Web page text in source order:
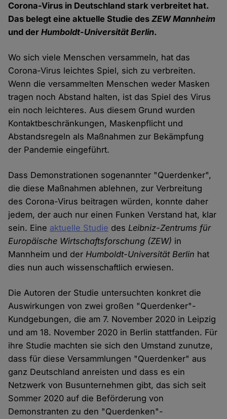
Corona-Virus in Deutschland stark verbreitet hat.
Das belegt eine aktuelle Studie desZEW Mannheim
und derHumboldt-Universität Berlin.
Wo sich viele Menschen versammeln, hat das
Corona-Virus leichtes Spiel, sich zu verbreiten.
Wenn die versammelten Menschen weder Masken
tragen noch Abstand halten, ist das Spiel des Virus
ein noch leichteres. Aus diesem Grund wurden
Kontaktbeschränkungen, Maskenpflicht und
Abstandsregeln als Maßnahmen zur Bekämpfung
der Pandemie eingeführt.
Dass Demonstrationen sogenannter "Querdenker",
die diese Maßnahmen ablehnen, zur Verbreitung
des Corona-Virus beitragen würden, konnte daher
jedem, der auch nur einen Funken Verstand hat, klar
sein. Eine aktuelle Studie desLeibniz-Zentrums für
Europäische Wirtschaftsforschung (ZEW) in
Mannheim und derHumboldt-Universität Berlin hat
dies nun auch wissenschaftlich erwiesen.
Die Autoren der Studie untersuchten konkret die
Auswirkungen von zwei großen "Querdenker"-
Kundgebungen, die am 7. November 2020 in Leipzig
und am 18. November 2020 in Berlin stattfanden. Für
ihre Studie machten sie sich den Umstand zunutze,
dass für diese Versammlungen "Querdenker" aus
ganz Deutschland anreisten und dass es ein
Netzwerk von Busunternehmen gibt, das sich seit
Sommer 2020 auf die Beförderung von
Demonstranten zu den "Querdenken"-